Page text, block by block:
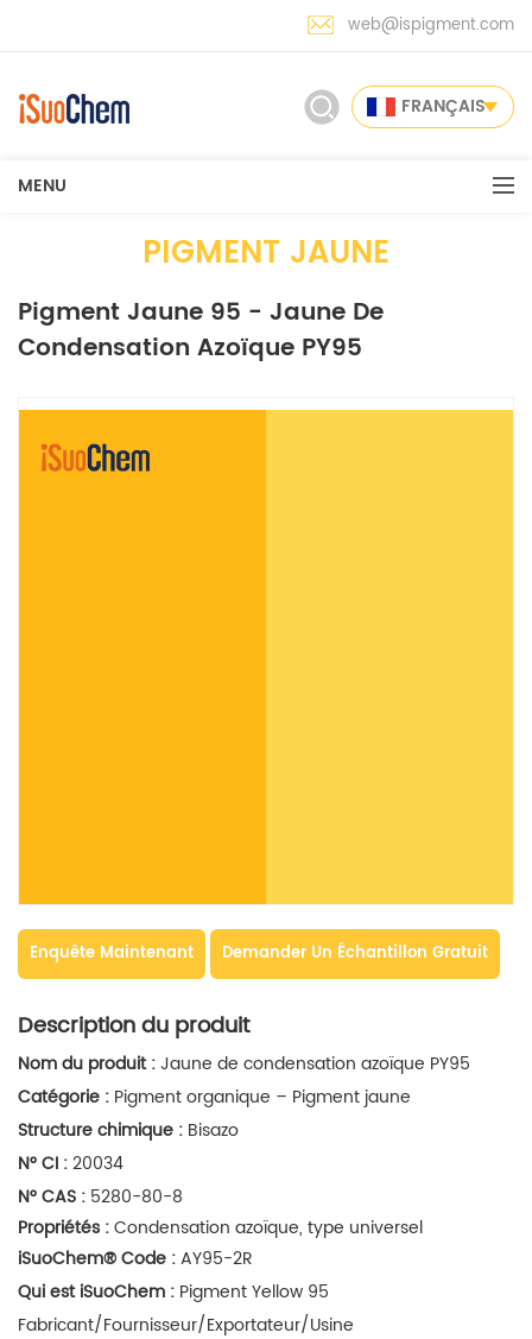
web@ispigment.com
FRANÇAIS
MENU
PIGMENT JAUNE
Pigment Jaune 95 - Jaune De
Condensation Azoïque PY95
Enquête Maintenant Demander Un Échantillon Gratuit
Description du produit
Nom du produit :Jaune de condensation azoïque PY95
Catégorie : Pigment organique – Pigment jaune
Structure chimique : Bisazo
N° CI :20034
N° CAS : 5280-80-8
Propriétés :Condensation azoïque, type universel
iSuoChem®Code :AY95-2R
Qui est iSuoChem : Pigment Yellow 95
Fabricant/Fournisseur/Exportateur/Usine